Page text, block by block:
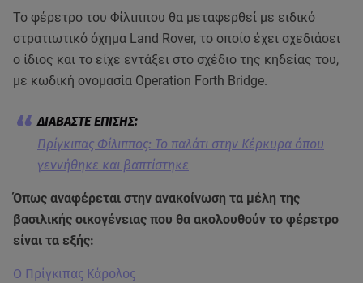
Το φέρετρο του Φίλιππου θα μεταφερθεί με ειδικό
στρατιωτικό όχημα Land Rover, το οποίο έχει σχεδιάσει
ο ίδιος και το είχε εντάξει στο σχέδιο της κηδείας του,
με κωδική ονομασία Operation Forth Bridge.
Πρίγκιπας Φίλιππος: To παλάτι στην Κέρκυρα όπου
γεννήθηκε και βαπτίστηκε
Όπως αναφέρεται στην ανακοίνωση τα μέλη της
βασιλικής οικογένειας που θα ακολουθούν το φέρετρο
είναι τα εξής:
O Πρίγκιπας Κάρολος